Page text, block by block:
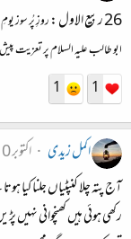
26 ربیع الاول :
روزِ پُر سوز
ابو طالب علیہ السلام پر تعزیت
1
1
اکمل زیدی
اکتوبر 10، 2023
آج پتہ چلا کنپٹیاں جلنا کیا
رکھی ہوئی ہیں کھنچوانی نہیں